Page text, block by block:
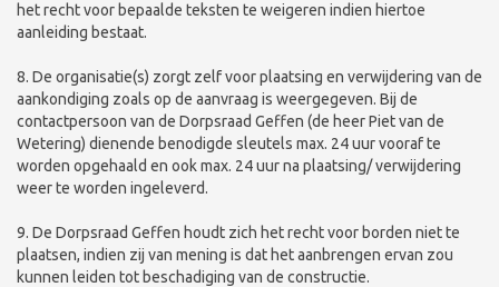
het recht voor bepaalde teksten te weigeren indien hiertoe
aanleiding bestaat.
8. De organisatie(s) zorgt zelf voor plaatsing en verwijdering van de
aankondiging zoals op de aanvraag is weergegeven. Bij de
contactpersoon van de Dorpsraad Geffen (de heer Piet van de
Wetering) dienende benodigde sleutels max. 24 uur vooraf te
worden opgehaald en ook max. 24 uur na plaatsing/ verwijdering
weer te worden ingeleverd.
9. De Dorpsraad Geffen houdt zich het recht voor borden niet te
plaatsen, indien zij van mening is dat het aanbrengen ervan zou
kunnen leiden tot beschadiging van de constructie.